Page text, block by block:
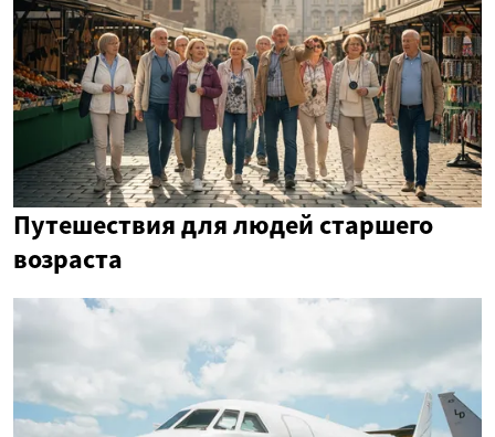
Путешествия для людей старшего
возраста